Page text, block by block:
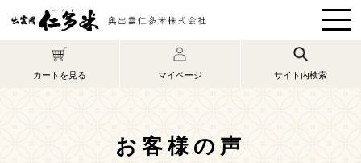
このページの本文へ
カートを見る マイページ サイト内検索
お客様の声